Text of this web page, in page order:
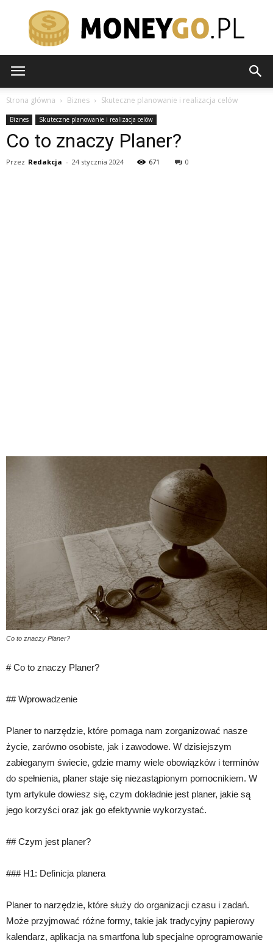
Strona główna Biznes Skuteczne planowanie i realizacja celów
Biznes Skuteczne planowanie i realizacja celów
Co to znaczy Planer?
Przez Redakcja - 24 stycznia 2024 671 0
Co to znaczy Planer?
# Co to znaczy Planer?
## Wprowadzenie
Planer to narzędzie, które pomaga nam zorganizować nasze
życie, zarówno osobiste, jak i zawodowe. W dzisiejszym
zabieganym świecie, gdzie mamy wiele obowiązków i terminów
do spełnienia, planer staje się niezastąpionym pomocnikiem. W
tym artykule dowiesz się, czym dokładnie jest planer, jakie są
jego korzyści oraz jak go efektywnie wykorzystać.
## Czym jest planer?
### H1: Definicja planera
Planer to narzędzie, które służy do organizacji czasu i zadań.
Może przyjmować różne formy, takie jak tradycyjny papierowy
kalendarz, aplikacja na smartfona lub specjalne oprogramowanie